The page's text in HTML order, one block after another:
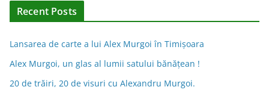
n
a
t
Recent Posts
Lansarea de carte a lui Alex Murgoi în Timișoara
Alex Murgoi, un glas al lumii satului bănățean !
20 de trăiri, 20 de visuri cu Alexandru Murgoi.